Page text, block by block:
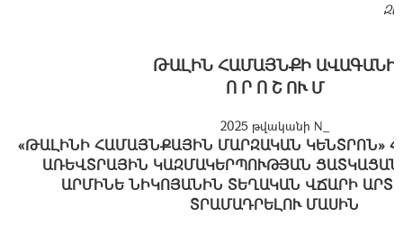
ԹԱԼԻՆ ՀԱՄԱՅՆՔԻ ԱՎԱԳԱՆԻ
Ո Ր Ո Շ ՈՒ Մ
2025 թվականի N_
«ԹԱԼԻՆԻ ՀԱՄԱՅՆՔԱՅԻՆ ՄԱՐԶԱԿԱՆ ԿԵՆՏՐՈՆ»
ԱՌԵՎՏՐԱՅԻՆ ԿԱԶՄԱԿԵՐՊՈՒԹՅԱՆ
ԱՐՄԻՆԵ ՆԻԿՈՅԱՆԻՆ ՏԵՂԱԿԱՆ ՎՃԱՐԻ
ՏՐԱՄԱԴՐԵԼՈՒ ՄԱՍԻՆ